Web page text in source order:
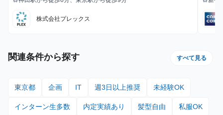
最寄駅
株式会社プレックス
最寄駅
関連条件から探す すべて見る
東京都 企画 IT 週3日以上推奨 未経験OK
インターン生多数 内定実績あり 髪型自由 私服OK